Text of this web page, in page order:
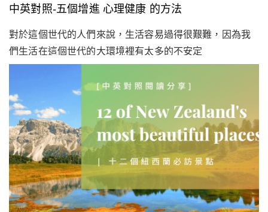
中英對照-五個增進 心理健康 的方法
對於這個世代的人們來說，生活容易過得很艱難，因為我
們生活在這個世代的大環境裡有太多的不安定